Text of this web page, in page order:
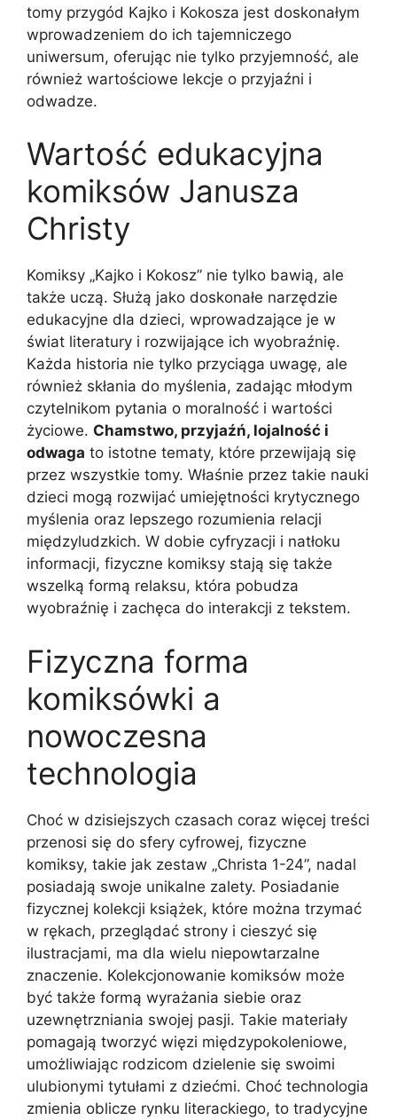
tomy przygód Kajko i Kokosza jest doskonałym
wprowadzeniem do ich tajemniczego
uniwersum, oferując nie tylko przyjemność, ale
również wartościowe lekcje o przyjaźni i
odwadze.
Wartość edukacyjna
komiksów Janusza
Christy
Komiksy „Kajko i Kokosz” nie tylko bawią, ale
także uczą. Służą jako doskonałe narzędzie
edukacyjne dla dzieci, wprowadzające je w
świat literatury i rozwijające ich wyobraźnię.
Każda historia nie tylko przyciąga uwagę, ale
również skłania do myślenia, zadając młodym
czytelnikom pytania o moralność i wartości
życiowe. Chamstwo, przyjaźń, lojalność i
odwaga to istotne tematy, które przewijają się
przez wszystkie tomy. Właśnie przez takie nauki
dzieci mogą rozwijać umiejętności krytycznego
myślenia oraz lepszego rozumienia relacji
międzyludzkich. W dobie cyfryzacji i natłoku
informacji, fizyczne komiksy stają się także
wszelką formą relaksu, która pobudza
wyobraźnię i zachęca do interakcji z tekstem.
Fizyczna forma
komiksówki a
nowoczesna
technologia
Choć w dzisiejszych czasach coraz więcej treści
przenosi się do sfery cyfrowej, fizyczne
komiksy, takie jak zestaw „Christa 1-24”, nadal
posiadają swoje unikalne zalety. Posiadanie
fizycznej kolekcji książek, które można trzymać
w rękach, przeglądać strony i cieszyć się
ilustracjami, ma dla wielu niepowtarzalne
znaczenie. Kolekcjonowanie komiksów może
być także formą wyrażania siebie oraz
uzewnętrzniania swojej pasji. Takie materiały
pomagają tworzyć więzi międzypokoleniowe,
umożliwiając rodzicom dzielenie się swoimi
ulubionymi tytułami z dziećmi. Choć technologia
zmienia oblicze rynku literackiego, to tradycyjne